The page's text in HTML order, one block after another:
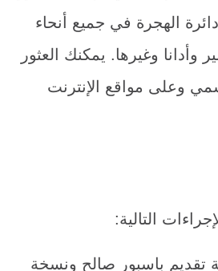
الهجرة في جميع أنحاء
وأدانا وغيرها. يمكنك العثور
وعلى مواقع الإنترنت
التالية:
تقديم باسبور صالح ونسخة